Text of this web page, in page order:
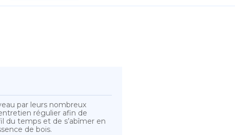
par leurs nombreux
régulier afin de
du temps et de s’abîmer en
de bois.